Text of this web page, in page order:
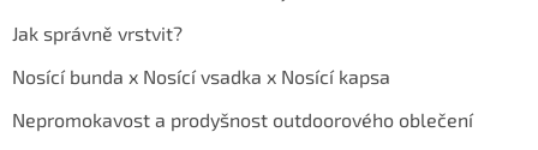
Jak správně vrstvit?
Nosící bunda x Nosící vsadka x Nosící kapsa
Nepromokavost a prodyšnost outdoorového oblečení